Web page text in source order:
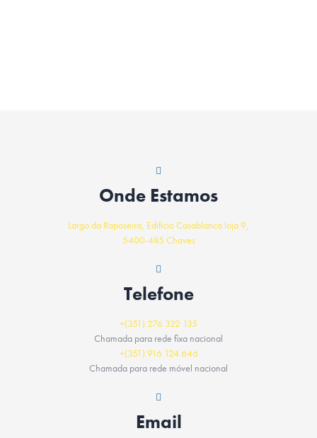
Onde Estamos
Largo da Raposeira, Edifício Casablanca loja 9,
5400-485 Chaves
Telefone
+(351) 276 322 135
Chamada para rede fixa nacional
+(351) 916 124 646
Chamada para rede móvel nacional
Email